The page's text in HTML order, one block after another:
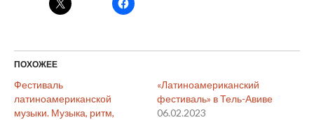
ПОХОЖЕЕ
Фестиваль
латиноамериканской
музыки. Музыка, ритм,
«Латиноамериканский
фестиваль» в Тель-Авиве
06.02.2023